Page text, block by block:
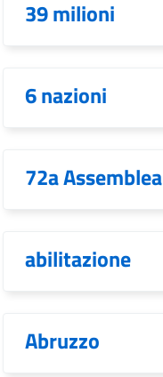
39 milioni
6 nazioni
72a Assemblea
abilitazione
Abruzzo